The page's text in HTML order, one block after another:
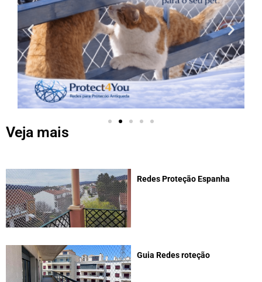
Veja mais
Redes Proteção Espanha
Guia Redes roteção